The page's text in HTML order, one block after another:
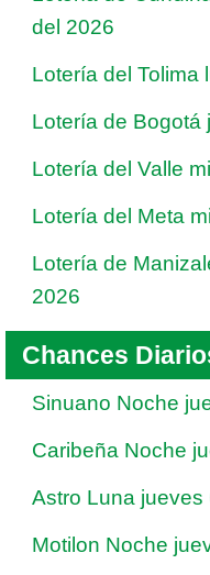
del 2026
Lotería del Tolima
Lotería de Bogotá
Lotería del Valle
Lotería del Meta
Lotería de
2026
Chances
Sinuano Noche
Caribeña Noche
Astro Luna
Motilon Noche